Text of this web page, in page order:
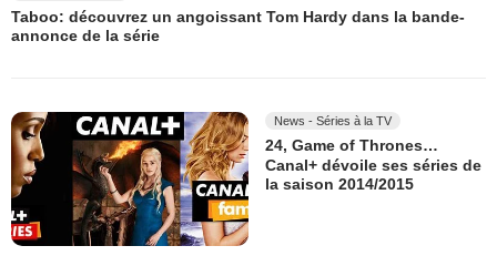
Taboo: découvrez un angoissant Tom Hardy dans la bande-
annonce de la série
News - Séries à la TV
24, Game of Thrones…
Canal+ dévoile ses séries de
la saison 2014/2015